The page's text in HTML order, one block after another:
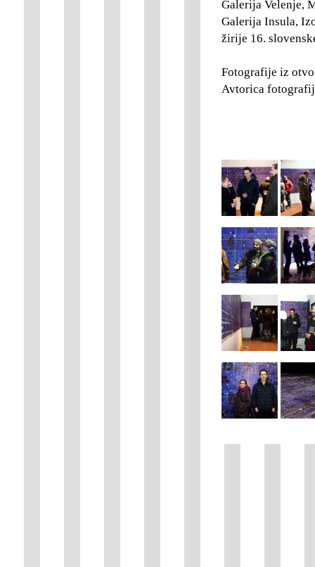
Galerija Velenje,
Galerija Insula,
žirije 16.
Fotografije iz
Avtorica